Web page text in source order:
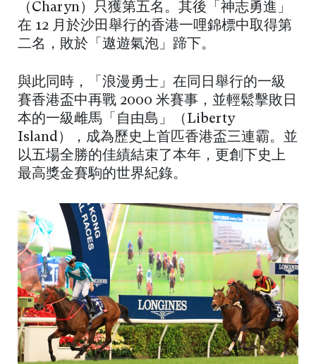
（Charyn）只獲第五名。其後「神志勇進」
在 12 月於沙田舉行的香港一哩錦標中取得第
二名，敗於「遨遊氣泡」蹄下。
與此同時，「浪漫勇士」在同日舉行的一級
賽香港盃中再戰 2000 米賽事，並輕鬆擊敗日
本的一級雌馬「自由島」（Liberty
Island），成為歷史上首匹香港盃三連霸。並
以五場全勝的佳績結束了本年，更創下史上
最高獎金賽駒的世界紀錄。